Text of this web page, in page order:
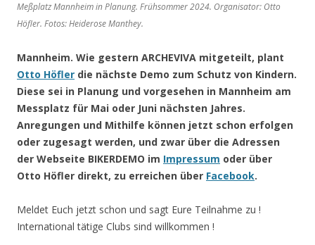
Meßplatz Mannheim in Planung. Frühsommer 2024. Organisator: Otto
Höfler. Fotos: Heiderose Manthey.
Mannheim. Wie gestern ARCHEVIVA mitgeteilt, plant
Otto Höfler die nächste Demo zum Schutz von Kindern.
Diese sei in Planung und vorgesehen in Mannheim am
Messplatz für Mai oder Juni nächsten Jahres.
Anregungen und Mithilfe können jetzt schon erfolgen
oder zugesagt werden, und zwar über die Adressen
der Webseite BIKERDEMO im Impressum oder über
Otto Höfler direkt, zu erreichen über Facebook.
Meldet Euch jetzt schon und sagt Eure Teilnahme zu !
International tätige Clubs sind willkommen !